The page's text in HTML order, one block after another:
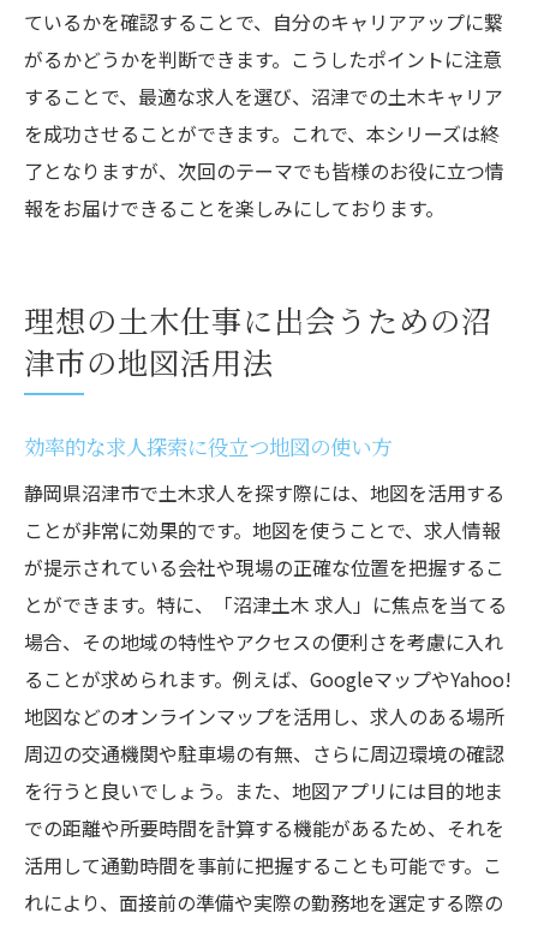
ているかを確認することで、自分のキャリアアップに繋
がるかどうかを判断できます。こうしたポイントに注意
することで、最適な求人を選び、沼津での土木キャリア
を成功させることができます。これで、本シリーズは終
了となりますが、次回のテーマでも皆様のお役に立つ情
報をお届けできることを楽しみにしております。
理想の土木仕事に出会うための沼
津市の地図活用法
効率的な求人探索に役立つ地図の使い方
静岡県沼津市で土木求人を探す際には、地図を活用する
ことが非常に効果的です。地図を使うことで、求人情報
が提示されている会社や現場の正確な位置を把握するこ
とができます。特に、「沼津土木 求人」に焦点を当てる
場合、その地域の特性やアクセスの便利さを考慮に入れ
ることが求められます。例えば、GoogleマップやYahoo!
地図などのオンラインマップを活用し、求人のある場所
周辺の交通機関や駐車場の有無、さらに周辺環境の確認
を行うと良いでしょう。また、地図アプリには目的地ま
での距離や所要時間を計算する機能があるため、それを
活用して通勤時間を事前に把握することも可能です。こ
れにより、面接前の準備や実際の勤務地を選定する際の